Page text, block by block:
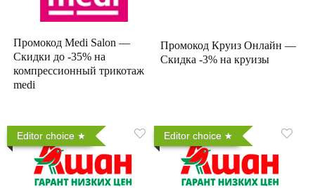
Промокод Medi Salon —
Скидки до -35% на
компрессионный трикотаж
medi
Промокод Круиз Онлайн —
Скидка -3% на круизы
Editor choice Editor choice